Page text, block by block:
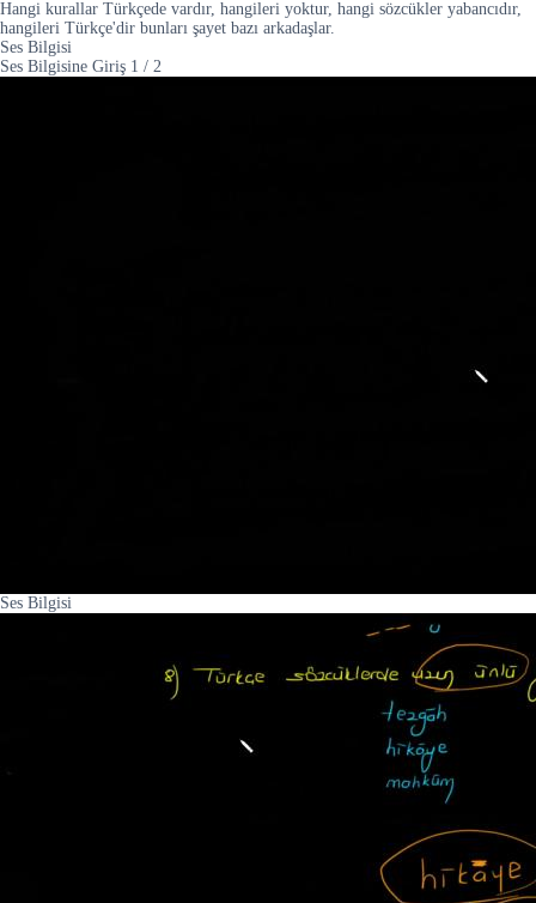
Hangi kurallar Türkçede vardır, hangileri yoktur, hangi sözcükler yabancıdır,
hangileri Türkçe'dir bunları şayet bazı arkadaşlar.
Ses Bilgisi
Ses Bilgisine Giriş 1 / 2
Ses Bilgisi